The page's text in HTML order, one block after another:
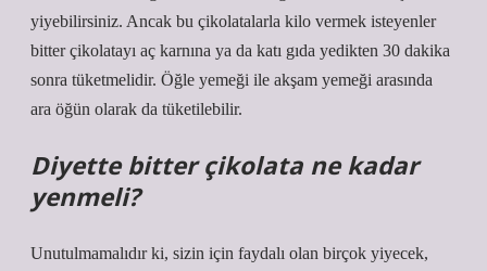
yiyebilirsiniz. Ancak bu çikolatalarla kilo vermek isteyenler
bitter çikolatayı aç karnına ya da katı gıda yedikten 30 dakika
sonra tüketmelidir. Öğle yemeği ile akşam yemeği arasında
ara öğün olarak da tüketilebilir.
Diyette bitter çikolata ne kadar
yenmeli?
Unutulmamalıdır ki, sizin için faydalı olan birçok yiyecek,